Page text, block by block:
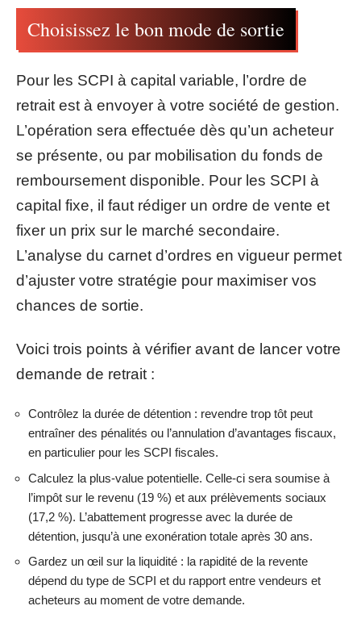
Choisissez le bon mode de sortie
Pour les SCPI à capital variable, l’ordre de
retrait est à envoyer à votre société de gestion.
L’opération sera effectuée dès qu’un acheteur
se présente, ou par mobilisation du fonds de
remboursement disponible. Pour les SCPI à
capital fixe, il faut rédiger un ordre de vente et
fixer un prix sur le marché secondaire.
L’analyse du carnet d’ordres en vigueur permet
d’ajuster votre stratégie pour maximiser vos
chances de sortie.
Voici trois points à vérifier avant de lancer votre
demande de retrait :
Contrôlez la durée de détention : revendre trop tôt peut
entraîner des pénalités ou l’annulation d’avantages fiscaux,
en particulier pour les SCPI fiscales.
Calculez la plus-value potentielle. Celle-ci sera soumise à
l’impôt sur le revenu (19 %) et aux prélèvements sociaux
(17,2 %). L’abattement progresse avec la durée de
détention, jusqu’à une exonération totale après 30 ans.
Gardez un œil sur la liquidité : la rapidité de la revente
dépend du type de SCPI et du rapport entre vendeurs et
acheteurs au moment de votre demande.